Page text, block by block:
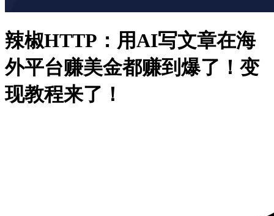
辣椒HTTP：用AI写文章在海
外平台赚美金都赚到爆了！变
现教程来了！